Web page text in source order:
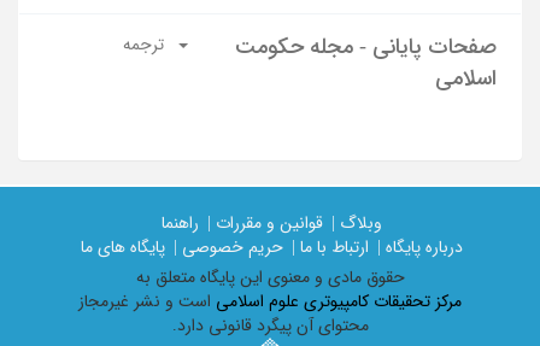
صفحات پایانی - مجله حکومت
اسلامی
ترجمه
وبلاگ | قوانین و مقررات |
راهنما
درباره پایگاه |
ارتباط با ما | حریم خصوصی |
پایگاه های ما
حقوق مادی و معنوی اين پايگاه متعلق به
مرکز تحقیقات کامپیوتری علوم اسلامی است و نشر غیرمجاز
محتوای آن پیگرد قانونی دارد.